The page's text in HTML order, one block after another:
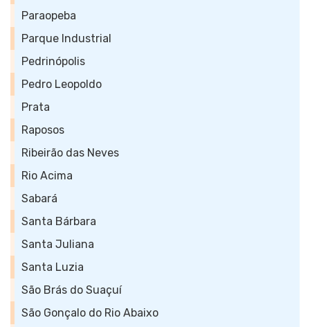
Paraopeba
Parque Industrial
Pedrinópolis
Pedro Leopoldo
Prata
Raposos
Ribeirão das Neves
Rio Acima
Sabará
Santa Bárbara
Santa Juliana
Santa Luzia
São Brás do Suaçuí
São Gonçalo do Rio Abaixo